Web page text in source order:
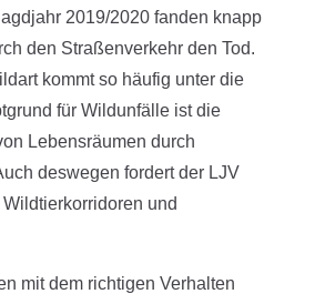
2019/2020 fanden knapp
den Straßenverkehr den Tod.
kommt so häufig unter die
für Wildunfälle ist die
Lebensräumen durch
deswegen fordert der LJV
und
mit dem richtigen Verhalten